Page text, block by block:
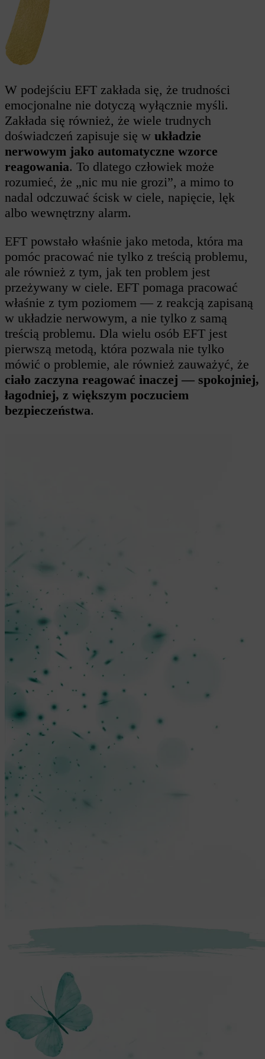
W podejściu EFT zakłada się, że trudności
emocjonalne nie dotyczą wyłącznie myśli.
Zakłada się również, że wiele trudnych
doświadczeń zapisuje się w układzie
nerwowym jako automatyczne wzorce
reagowania. To dlatego człowiek może
rozumieć, że „nic mu nie grozi”, a mimo to
nadal odczuwać ścisk w ciele, napięcie, lęk
albo wewnętrzny alarm.
EFT powstało właśnie jako metoda, która ma
pomóc pracować nie tylko z treścią problemu,
ale również z tym, jak ten problem jest
przeżywany w ciele. EFT pomaga pracować
właśnie z tym poziomem — z reakcją zapisaną
w układzie nerwowym, a nie tylko z samą
treścią problemu. Dla wielu osób EFT jest
pierwszą metodą, która pozwala nie tylko
mówić o problemie, ale również zauważyć, że
ciało zaczyna reagować inaczej — spokojniej,
łagodniej, z większym poczuciem
bezpieczeństwa.